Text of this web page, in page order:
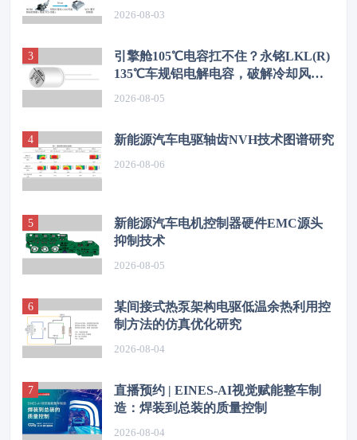
2026-08-03
引擎舱105℃电容扛不住？永铭LKL(R)
135℃车规铝电解电容，破解冷却风扇
2026-08-05
新能源汽车电驱轴齿NVH技术图谱研究
2026-08-06
新能源汽车电机控制器硬件EMC源头
抑制技术
2026-08-05
某间接式热泵架构电驱低温余热利用控
制方法的仿真优化研究
2026-08-04
直播预约 | EINES-AI视觉赋能整车制
造：焊装到总装的质量控制
2026-08-04